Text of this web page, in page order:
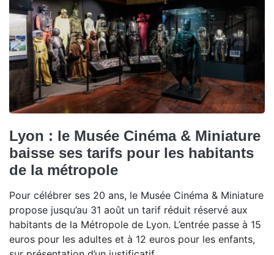
Lyon : le Musée Cinéma & Miniature
baisse ses tarifs pour les habitants
de la métropole
Pour célébrer ses 20 ans, le Musée Cinéma & Miniature
propose jusqu’au 31 août un tarif réduit réservé aux
habitants de la Métropole de Lyon. L’entrée passe à 15
euros pour les adultes et à 12 euros pour les enfants,